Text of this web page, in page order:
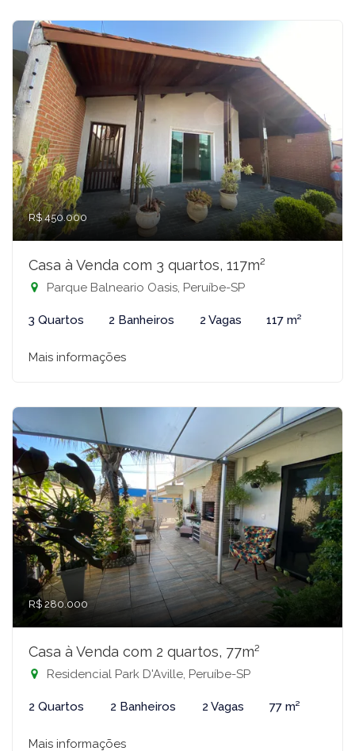
R$ 450.000
Casa à Venda com 3 quartos, 117m²
Parque Balneario Oasis, Peruíbe-SP
3 Quartos 2 Banheiros 2 Vagas 117 m²
Mais informações
R$ 280.000
Casa à Venda com 2 quartos, 77m²
Residencial Park D'Aville, Peruíbe-SP
2 Quartos 2 Banheiros 2 Vagas 77 m²
Mais informações